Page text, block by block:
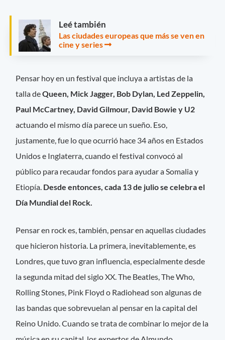
Leé también
Las ciudades europeas que más se ven en
cine y series
Pensar hoy en un festival que incluya a artistas de la
talla deQueen, Mick Jagger, Bob Dylan, Led Zeppelin,
Paul McCartney, David Gilmour, David Bowie y U2
actuando el mismo día parece un sueño. Eso,
justamente, fue lo que ocurrió hace 34 años en Estados
Unidos e Inglaterra, cuando el festival convocó al
público para recaudar fondos para ayudar a Somalia y
Etiopía. Desde entonces, cada 13 de julio se celebra el
Día Mundial del Rock.
Pensar en rock es, también, pensar en aquellas ciudades
que hicieron historia. La primera, inevitablemente, es
Londres, que tuvo gran influencia, especialmente desde
la segunda mitad del siglo XX. The Beatles, The Who,
Rolling Stones, Pink Floyd o Radiohead son algunas de
las bandas que sobrevuelan al pensar en la capital del
Reino Unido. Cuando se trata de combinar lo mejor de la